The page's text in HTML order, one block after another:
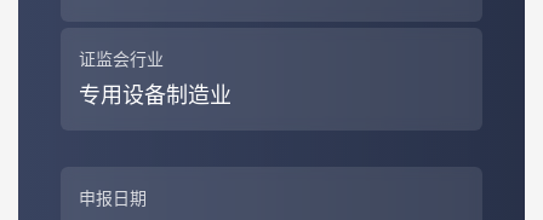
证监会行业
专用设备制造业
申报日期